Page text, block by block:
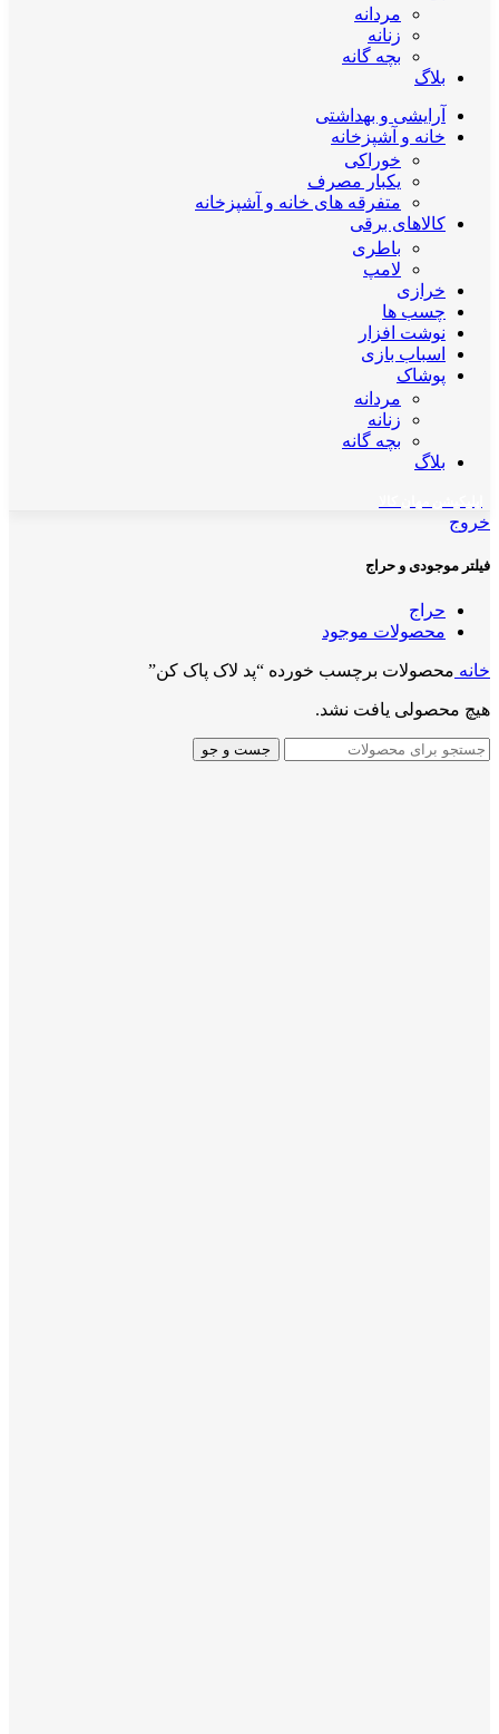
مردانه
زنانه
بچه گانه
بلاگ
آرایشی و بهداشتی
خانه و آشپزخانه
خوراکی
یکبار مصرف
متفرقه های خانه و آشپزخانه
کالاهای برقی
باطری
لامپ
خرازی
چسب ها
نوشت افزار
اسباب بازی
پوشاک
مردانه
زنانه
بچه گانه
بلاگ
خروج
فیلتر موجودی و حراج
حراج
محصولات موجود
خانه محصولات برچسب خورده “پد لاک پاک کن”
هیچ محصولی یافت نشد.
جست و جو